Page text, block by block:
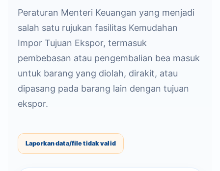
Peraturan Menteri Keuangan yang menjadi
salah satu rujukan fasilitas Kemudahan
Impor Tujuan Ekspor, termasuk
pembebasan atau pengembalian bea masuk
untuk barang yang diolah, dirakit, atau
dipasang pada barang lain dengan tujuan
ekspor.
Laporkan data/file tidak valid